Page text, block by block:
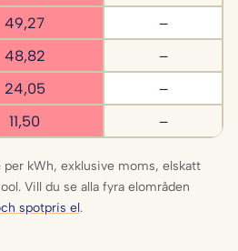
49,27
–
48,82
–
24,05
–
11,50 –
kWh, exklusive moms, elskatt
Vill du se alla fyra elområden
spotpris el.